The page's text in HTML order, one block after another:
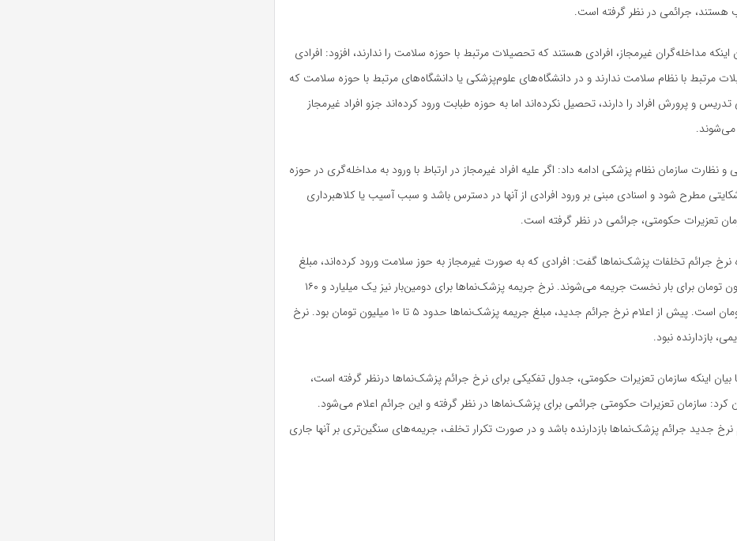
جرائمی در نظر گرفته است.
اینکه مداخله‌گران غیرمجاز، افرادی هستند که تحصیلات مرتبط با حوزه سلامت را ندارند، افزود: افرادی
مرتبط با نظام سلامت ندارند و در دانشگاه‌های علوم‌پزشکی یا دانشگاه‌های مرتبط با حوزه سلامت که
و پرورش افراد را دارند، تحصیل نکرده‌اند اما به حوزه طبابت ورود کرده‌اند جزو افراد غیرمجاز
و نظارت سازمان نظام پزشکی ادامه داد: اگر علیه افراد غیرمجاز در ارتباط با ورود به مداخله‌گری در حوزه
مطرح شود و اسنادی مبنی بر ورود افرادی از آنها در دسترس باشد و سبب آسیب یا کلاهبرداری
تعزیرات حکومتی، جرائمی در نظر گرفته است.
نرخ جرائم تخلفات پزشک‌نماها گفت: افرادی که به صورت غیرمجاز به حوز سلامت ورود کرده‌اند، مبلغ
۵۸۰ میلیون تومان برای بار نخست جریمه می‌شوند. نرخ جریمه پزشک‌نماها برای دومین‌بار نیز یک میلیارد و ۱۶۰
میلیون تومان است. پیش از اعلام نرخ جرائم جدید، مبلغ جریمه پزشک‌نماها حدود ۵ تا ۱۰ میلیون تومان بود. نرخ
بازدارنده نبود.
بیان اینکه سازمان تعزیرات حکومتی، جدول تفکیکی برای نرخ جرائم پزشک‌نماها درنظر گرفته است،
کرد: سازمان تعزیرات حکومتی جرائمی برای پزشک‌نماها در نظر گرفته و این جرائم اعلام می‌شود.
نرخ جدید جرائم پزشک‌نماها بازدارنده باشد و در صورت تکرار تخلف، جریمه‌های سنگین‌تری بر آنها جاری